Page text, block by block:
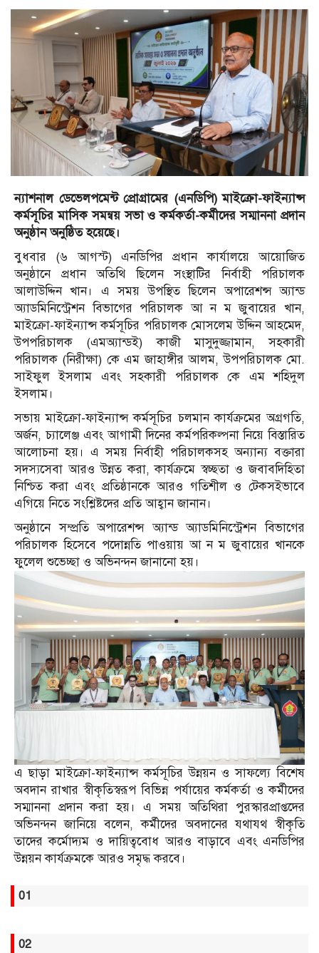
ন্যাশনাল ডেভেলপমেন্ট প্রোগ্রামের (এনডিপি) মাইক্রো-ফাইন্যান্স
কর্মসূচির মাসিক সমন্বয় সভা ও কর্মকর্তা-কর্মীদের সম্মাননা প্রদান
অনুষ্ঠান অনুষ্ঠিত হয়েছে।
বুধবার (৬ আগস্ট) এনডিপির প্রধান কার্যালয়ে আয়োজিত
অনুষ্ঠানে প্রধান অতিথি ছিলেন সংস্থাটির নির্বাহী পরিচালক
আলাউদ্দিন খান। এ সময় উপস্থিত ছিলেন অপারেশন্স অ্যান্ড
অ্যাডমিনিস্ট্রেশন বিভাগের পরিচালক আ ন ম জুবায়ের খান,
মাইক্রো-ফাইন্যান্স কর্মসূচির পরিচালক মোসলেম উদ্দিন আহমেদ,
উপপরিচালক (এমঅ্যান্ডই) কাজী মাসুদুজ্জামান, সহকারী
পরিচালক (নিরীক্ষা) কে এম জাহাঙ্গীর আলম, উপপরিচালক মো.
সাইফুল ইসলাম এবং সহকারী পরিচালক কে এম শহিদুল
ইসলাম।
সভায় মাইক্রো-ফাইন্যান্স কর্মসূচির চলমান কার্যক্রমের অগ্রগতি,
অর্জন, চ্যালেঞ্জ এবং আগামী দিনের কর্মপরিকল্পনা নিয়ে বিস্তারিত
আলোচনা হয়। এ সময় নির্বাহী পরিচালকসহ অন্যান্য বক্তারা
সদস্যসেবা আরও উন্নত করা, কার্যক্রমে স্বচ্ছতা ও জবাবদিহিতা
নিশ্চিত করা এবং প্রতিষ্ঠানকে আরও গতিশীল ও টেকসইভাবে
এগিয়ে নিতে সংশ্লিষ্টদের প্রতি আহ্বান জানান।
অনুষ্ঠানে সম্প্রতি অপারেশন্স অ্যান্ড অ্যাডমিনিস্ট্রেশন বিভাগের
পরিচালক হিসেবে পদোন্নতি পাওয়ায় আ ন ম জুবায়ের খানকে
ফুলেল শুভেচ্ছা ও অভিনন্দন জানানো হয়।
এ ছাড়া মাইক্রো-ফাইন্যান্স কর্মসূচির উন্নয়ন ও সাফল্যে বিশেষ
অবদান রাখার স্বীকৃতিস্বরূপ বিভিন্ন পর্যায়ের কর্মকর্তা ও কর্মীদের
সম্মাননা প্রদান করা হয়। এ সময় অতিথিরা পুরস্কারপ্রাপ্তদের
অভিনন্দন জানিয়ে বলেন, কর্মীদের অবদানের যথাযথ স্বীকৃতি
তাদের কর্মোদ্যম ও দায়িত্ববোধ আরও বাড়াবে এবং এনডিপির
উন্নয়ন কার্যক্রমকে আরও সমৃদ্ধ করবে।
01
02